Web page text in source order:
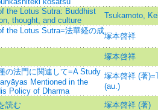
the Lotus Sutra: Buddhist
thought, and culture
Tsukamoto,
the Lotus Sutra=法華経の成
塚本啓祥
塚本啓祥
の法門に関連して=A Study
Mentioned in the
Policy of Dharma
塚本啓祥 (著
(au.)
読む
塚本啓祥 (著)